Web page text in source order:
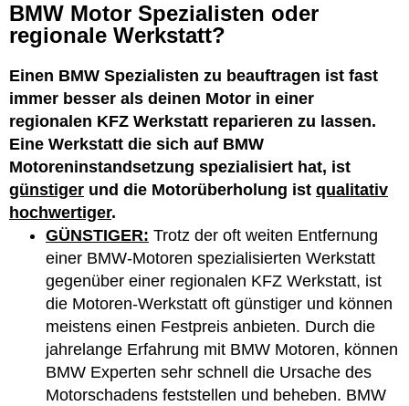
BMW Motor Spezialisten oder
regionale Werkstatt?
Einen BMW Spezialisten zu beauftragen ist fast
immer besser als deinen Motor in einer
regionalen KFZ Werkstatt reparieren zu lassen.
Eine Werkstatt die sich auf BMW
Motoreninstandsetzung spezialisiert hat, ist
günstiger und die Motorüberholung ist qualitativ
hochwertiger.
GÜNSTIGER: Trotz der oft weiten Entfernung
einer BMW-Motoren spezialisierten Werkstatt
gegenüber einer regionalen KFZ Werkstatt, ist
die Motoren-Werkstatt oft günstiger und können
meistens einen Festpreis anbieten. Durch die
jahrelange Erfahrung mit BMW Motoren, können
BMW Experten sehr schnell die Ursache des
Motorschadens feststellen und beheben. BMW